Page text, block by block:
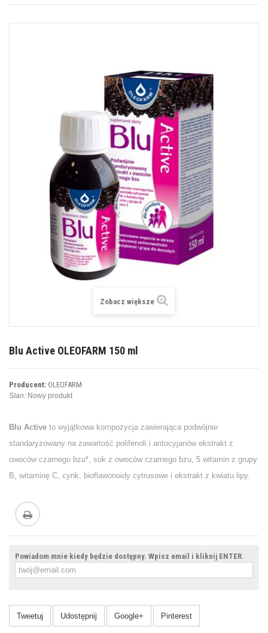
Zobacz większe
Blu Active OLEOFARM 150 ml
Producent: OLEOFARM
Stan: Nowy produkt
Blu Active to wyjątkowa kompozycja zawierająca podwójnie
standaryzowany na zawartość polifenoli i antocyjanów ekstrakt z
owoców czarnego bzu*, sok z owoców czarnego bzu, 5 witamin z grupy
B, witaminę C, cynk, bioflawonoidy cytrusowe i ekstrakt z kwiatu lipy.
Powiadom mnie kiedy będzie dostępny. Wpisz email i kliknij ENTER.
Tweetuj Udostępnij Google+ Pinterest